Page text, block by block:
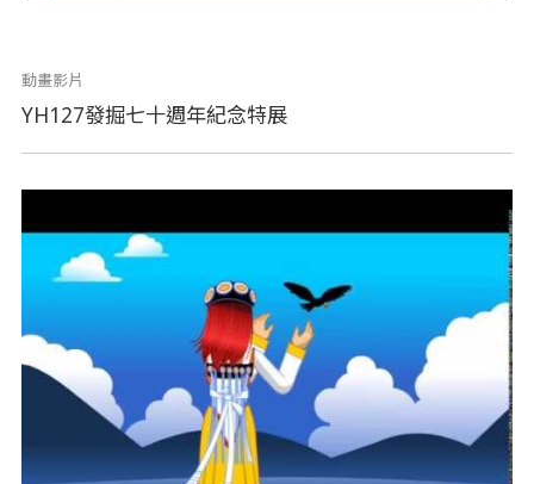
動畫影片
YH127發掘七十週年紀念特展